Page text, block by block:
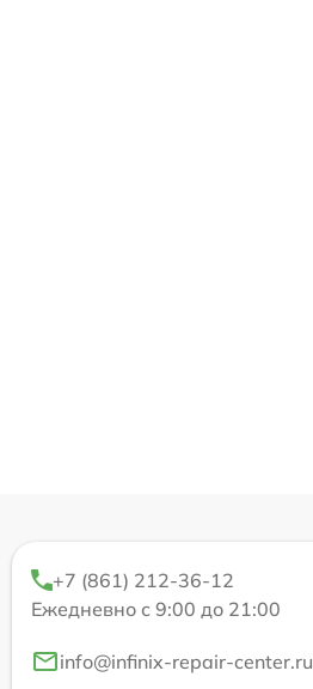
+7 (861) 212-36-12
Ежедневно с 9:00 до 21:00
info@infinix-repair-center.ru